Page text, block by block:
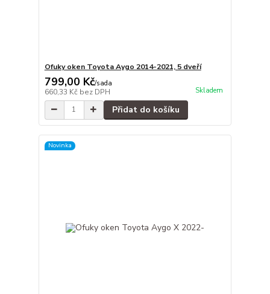
Ofuky oken Toyota Aygo 2014-2021, 5 dveří
799,00 Kč/sada
660,33 Kč bez DPH Skladem
Přidat do košíku
Novinka